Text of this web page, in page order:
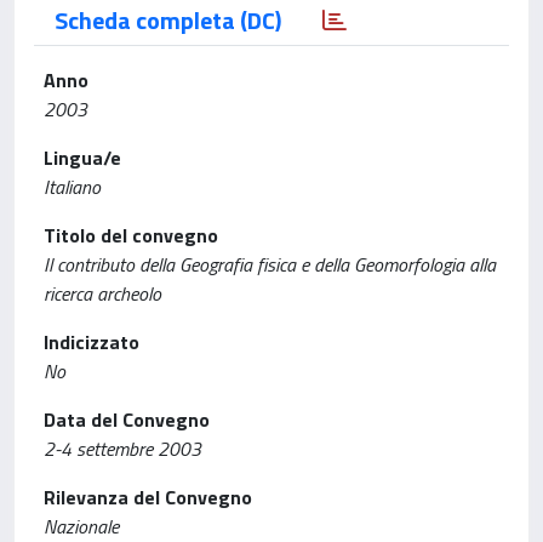
Scheda completa (DC)
Anno
2003
Lingua/e
Italiano
Titolo del convegno
Il contributo della Geografia fisica e della Geomorfologia alla
ricerca archeolo
Indicizzato
No
Data del Convegno
2-4 settembre 2003
Rilevanza del Convegno
Nazionale